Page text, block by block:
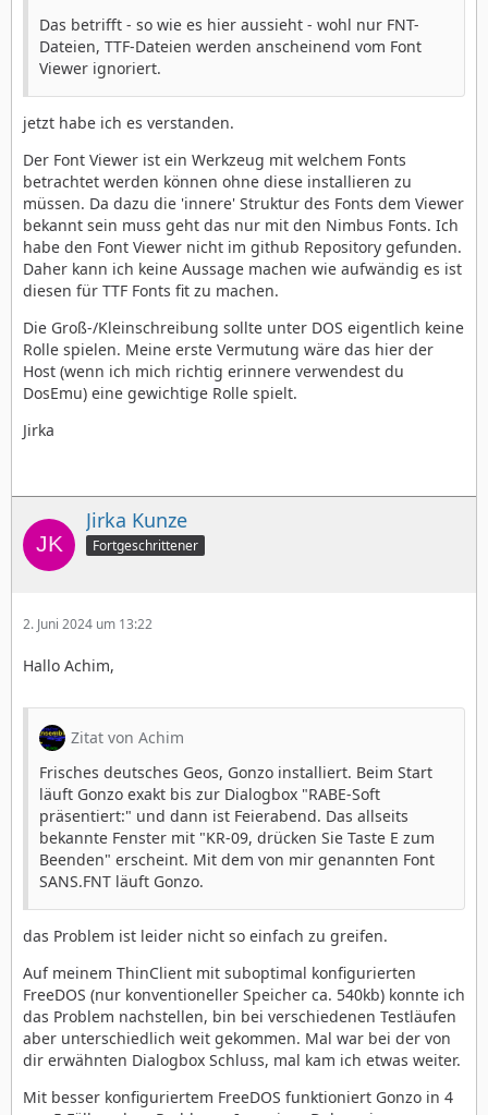
Das betrifft - so wie es hier aussieht - wohl nur FNT-
Dateien, TTF-Dateien werden anscheinend vom Font
Viewer ignoriert.
jetzt habe ich es verstanden.
Der Font Viewer ist ein Werkzeug mit welchem Fonts
betrachtet werden können ohne diese installieren zu
müssen. Da dazu die 'innere' Struktur des Fonts dem Viewer
bekannt sein muss geht das nur mit den Nimbus Fonts. Ich
habe den Font Viewer nicht im github Repository gefunden.
Daher kann ich keine Aussage machen wie aufwändig es ist
diesen für TTF Fonts fit zu machen.
Die Groß-/Kleinschreibung sollte unter DOS eigentlich keine
Rolle spielen. Meine erste Vermutung wäre das hier der
Host (wenn ich mich richtig erinnere verwendest du
DosEmu) eine gewichtige Rolle spielt.
Jirka
Jirka Kunze
Fortgeschrittener
2. Juni 2024 um 13:22
Hallo Achim,
Zitat von Achim
Frisches deutsches Geos, Gonzo installiert. Beim Start
läuft Gonzo exakt bis zur Dialogbox "RABE-Soft
präsentiert:" und dann ist Feierabend. Das allseits
bekannte Fenster mit "KR-09, drücken Sie Taste E zum
Beenden" erscheint. Mit dem von mir genannten Font
SANS.FNT läuft Gonzo.
das Problem ist leider nicht so einfach zu greifen.
Auf meinem ThinClient mit suboptimal konfigurierten
FreeDOS (nur konventioneller Speicher ca. 540kb) konnte ich
das Problem nachstellen, bin bei verschiedenen Testläufen
aber unterschiedlich weit gekommen. Mal war bei der von
dir erwähnten Dialogbox Schluss, mal kam ich etwas weiter.
Mit besser konfiguriertem FreeDOS funktioniert Gonzo in 4